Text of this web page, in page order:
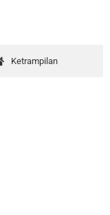
Ketrampilan